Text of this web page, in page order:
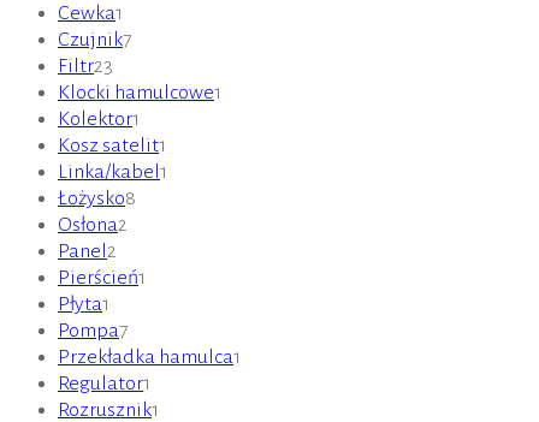
Cewka1
Czujnik7
Filtr23
Klocki hamulcowe1
Kolektor1
Kosz satelit1
Linka/kabel 1
Łożysko8
Osłona2
Panel 2
Pierścień1
Płyta1
Pompa7
Przekładka hamulca1
Regulator1
Rozrusznik1